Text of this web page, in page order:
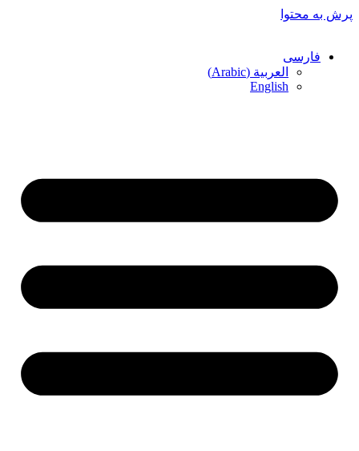
پرش به محتوا
فارسی
العربية (
Arabic
)
English